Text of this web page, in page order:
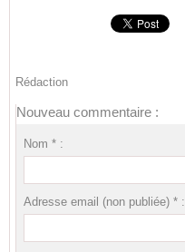
Rédaction
Nouveau commentaire :
Nom * :
Adresse email (non publiée) * :